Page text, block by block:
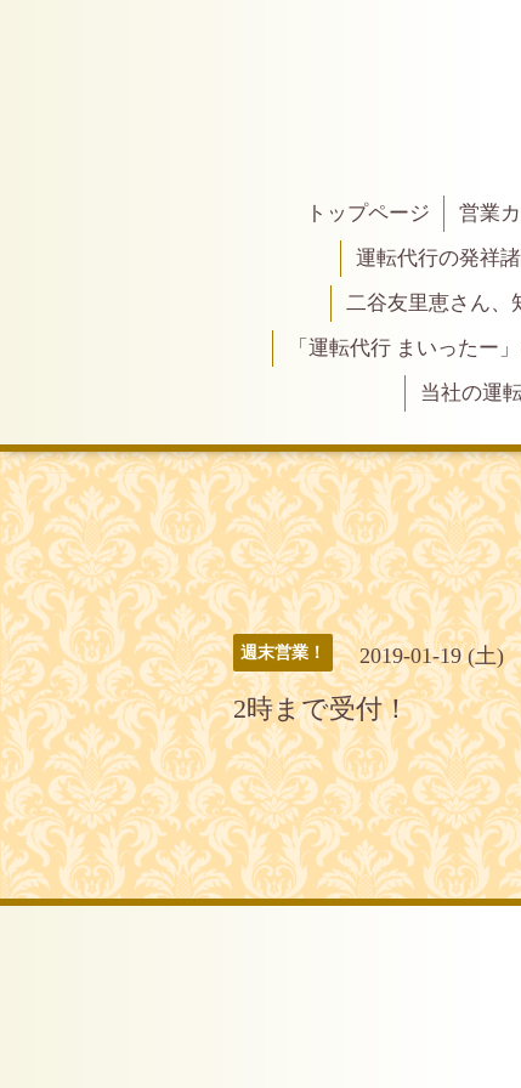
トップページ 営業
運転代行の発祥
二谷友里恵さん、
「運転代行 まいったー
当社の運
週末営業！ 2019-01-19 (土)
2時まで受付！